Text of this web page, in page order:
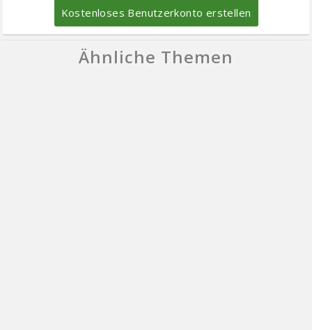
Kostenloses Benutzerkonto erstellen
Ähnliche Themen